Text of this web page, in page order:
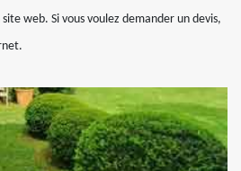
web. Si vous voulez demander un devis,